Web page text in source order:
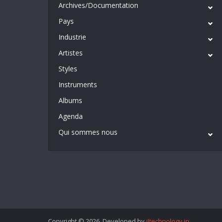
Archives/Documentation
Pays
Industrie
Artistes
Styles
Instruments
Albums
Agenda
Qui sommes nous